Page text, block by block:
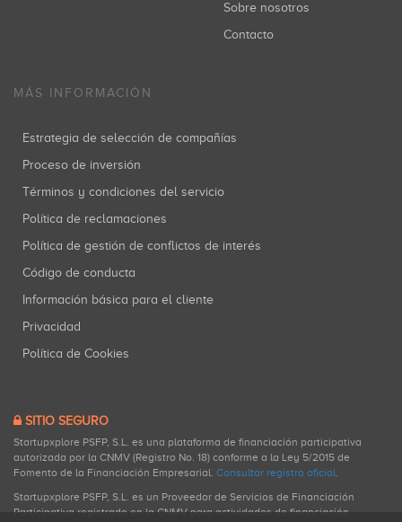
Sobre nosotros
Contacto
MÁS INFORMACIÓN
Estrategia de selección de compañías
Proceso de inversión
Términos y condiciones del servicio
Política de reclamaciones
Política de gestión de conflictos de interés
Código de conducta
Información básica para el cliente
Privacidad
Política de Cookies
SITIO SEGURO
Startupxplore PSFP, S.L. es una plataforma de financiación participativa
autorizada por la CNMV (Registro No. 18) conforme a la Ley 5/2015 de
Fomento de la Financiación Empresarial. Consultar registro oficial.
Startupxplore PSFP, S.L. es un Proveedor de Servicios de Financiación
Participativa registrado en la CNMV para actividades de financiación